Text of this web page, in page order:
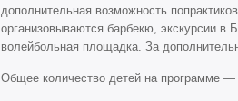
дополнительная возможность
организовываются барбекю, экскурсии в
волейбольная площадка. За
Общее количество детей на программе —